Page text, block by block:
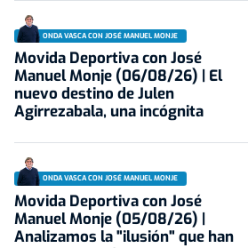
ONDA VASCA CON JOSÉ MANUEL MONJE
Movida Deportiva con José
Manuel Monje (06/08/26) | El
nuevo destino de Julen
Agirrezabala, una incógnita
ONDA VASCA CON JOSÉ MANUEL MONJE
Movida Deportiva con José
Manuel Monje (05/08/26) |
Analizamos la "ilusión" que han